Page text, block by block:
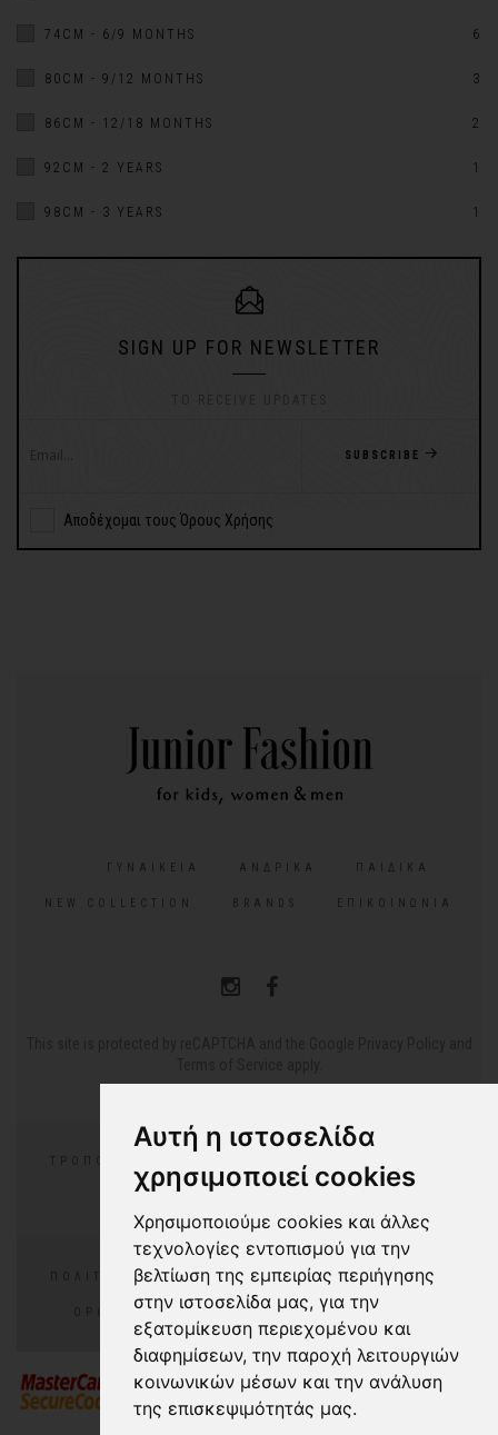
Αυτή η ιστοσελίδα
χρησιμοποιεί cookies
Χρησιμοποιούμε cookies και άλλες
τεχνολογίες εντοπισμού για την
βελτίωση της εμπειρίας περιήγησης
στην ιστοσελίδα μας, για την
εξατομίκευση περιεχομένου και
διαφημίσεων, την παροχή λειτουργιών
κοινωνικών μέσων και την ανάλυση
της επισκεψιμότητάς μας.
74CM - 6/9 MONTHS 6
80CM - 9/12 MONTHS 3
86CM - 12/18 MONTHS 2
92CM - 2 YEARS 1
98CM - 3 YEARS 1
SIGN UP FOR NEWSLETTER
SUBSCRIBE
Αποδέχομαι τους Όρους Χρήσης
ΓΥΝΑΙΚΕΊΑ ΑΝΔΡΙΚΆ ΠΑΙΔΙΚΆ
NEW COLLECTION BRANDS ΕΠΙΚΟΙΝΩΝΊΑ
ΤΡΌΠΟΙ ΠΛΗΡΩΜΉΣ
ΠΟΛΙΤΙΚΉ ΑΠΟΡΡΉΤΟΥ ΠΟΛΙΤΙΚΉ COOKIES
ΌΡΟΙ ΧΡΉΣΗΣ COOKIES PREFERENCES